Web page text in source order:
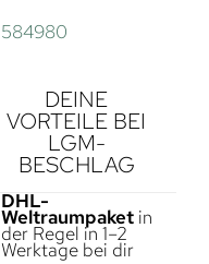
584980
DEINE
VORTEILE BEI
LGM-
BESCHLAG
DHL-
Weltraumpaketin
der Regel in 1–2
Werktage bei dir